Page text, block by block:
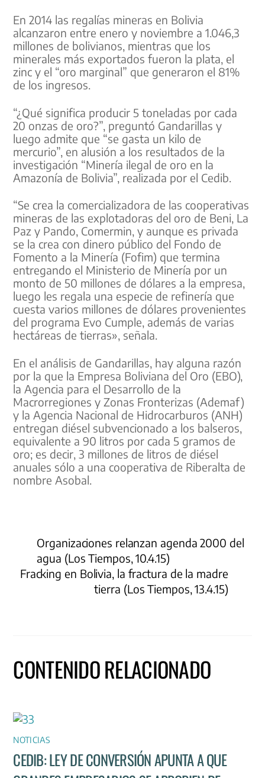
En 2014 las regalías mineras en Bolivia
alcanzaron entre enero y noviembre a 1.046,3
millones de bolivianos, mientras que los
minerales más exportados fueron la plata, el
zinc y el “oro marginal” que generaron el 81%
de los ingresos.
“¿Qué significa producir 5 toneladas por cada
20 onzas de oro?”, preguntó Gandarillas y
luego admite que “se gasta un kilo de
mercurio”, en alusión a los resultados de la
investigación “Minería ilegal de oro en la
Amazonía de Bolivia”, realizada por el Cedib.
“Se crea la comercializadora de las cooperativas
mineras de las explotadoras del oro de Beni, La
Paz y Pando, Comermin, y aunque es privada
se la crea con dinero público del Fondo de
Fomento a la Minería (Fofim) que termina
entregando el Ministerio de Minería por un
monto de 50 millones de dólares a la empresa,
luego les regala una especie de refinería que
cuesta varios millones de dólares provenientes
del programa Evo Cumple, además de varias
hectáreas de tierras», señala.
En el análisis de Gandarillas, hay alguna razón
por la que la Empresa Boliviana del Oro (EBO),
la Agencia para el Desarrollo de la
Macrorregiones y Zonas Fronterizas (Ademaf)
y la Agencia Nacional de Hidrocarburos (ANH)
entregan diésel subvencionado a los balseros,
equivalente a 90 litros por cada 5 gramos de
oro; es decir, 3 millones de litros de diésel
anuales sólo a una cooperativa de Riberalta de
nombre Asobal.
Organizaciones relanzan agenda 2000 del
agua (Los Tiempos, 10.4.15)
Fracking en Bolivia, la fractura de la madre
tierra (Los Tiempos, 13.4.15)
CONTENIDO RELACIONADO
NOTICIAS
CEDIB: LEY DE CONVERSIÓN APUNTA A QUE